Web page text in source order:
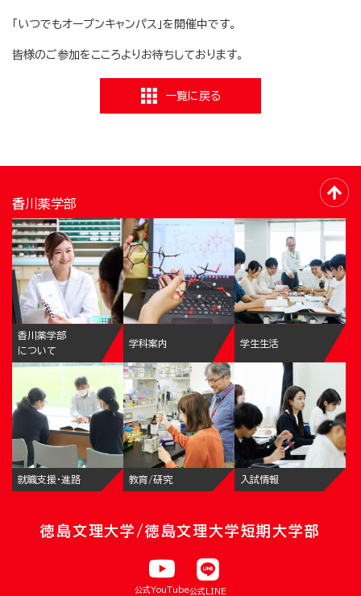
「いつでもオープンキャンパス」を開催中です。
皆様のご参加をこころよりお待ちしております。
一覧に戻る
香川薬学部
香川薬学部
について
学科案内 学生生活
就職支援・進路 教育/研究 入試情報
徳島文理大学/徳島文理大学短期大学部
公式YouTube公式LINE